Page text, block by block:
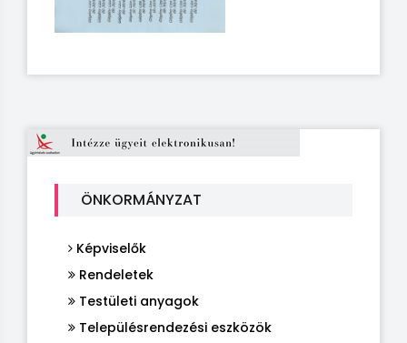
ÖNKORMÁNYZAT
Képviselők
Rendeletek
Testületi anyagok
Településrendezési eszközök